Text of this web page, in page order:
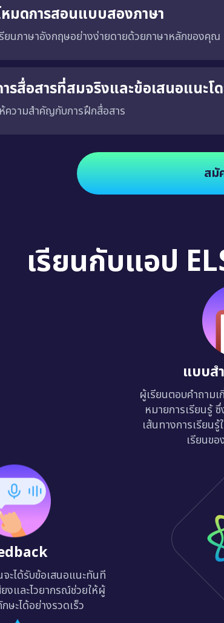
หมดการสอนแบบสองภาษา
ยนภาษาอังกฤษอย่างง่ายดายด้วยภาษาหลักของคุณ
รสื่อสารที่สมจริงและข้อเสนอแนะโ
ความสำคัญกับการฝึกสื่อสาร
สมั
เรียนกับแอป
แบบส
ผู้เรียนตอบคำถามเ
หมายการเรียนรู้
เส้นทางการเรียน
เรียนข
ะได้รับข้อเสนอแนะทันที
งและไวยากรณ์ช่วยให้ผู้
ะได้อย่างรวดเร็ว